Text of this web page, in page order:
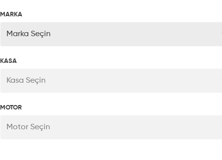
MARKA
Marka Seçin
KASA
Kasa Seçin
MOTOR
Motor Seçin